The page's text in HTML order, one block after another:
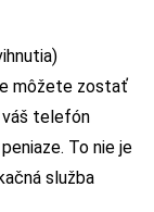
môžete zostať
váš telefón
To nie je
služba